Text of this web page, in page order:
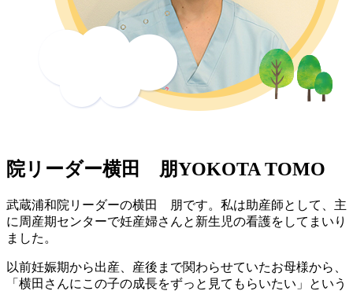
院リーダー横田 朋YOKOTA TOMO
武蔵浦和院リーダーの横田 朋です。私は助産師として、主
に周産期センターで妊産婦さんと新生児の看護をしてまいり
ました。
以前妊娠期から出産、産後まで関わらせていたお母様から、
「横田さんにこの子の成長をずっと見てもらいたい」という